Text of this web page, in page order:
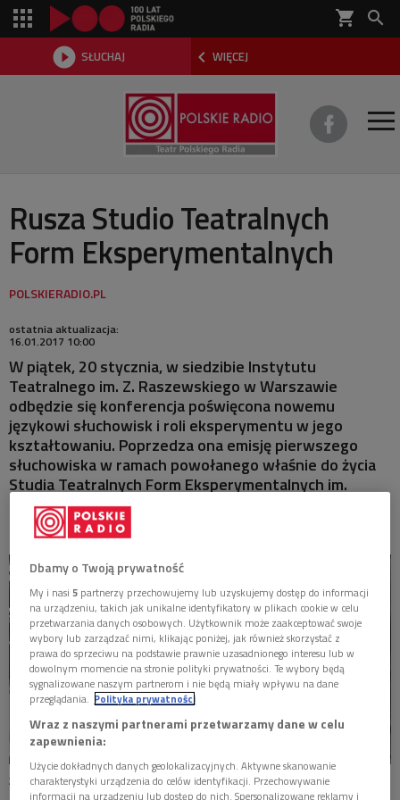
shopping_cart 
 SŁUCHAJ  WIĘCEJ

REPERTUAR
AKTUALNOŚCI
DWA TEATRY 2026
MISTRZOWIE
MATYSIAKOWIE
Rusza Studio Teatralnych
Form Eksperymentalnych
ostatnia aktualizacja:
16.01.2017 10:00
W piątek, 20 stycznia, w siedzibie Instytutu
Teatralnego im. Z. Raszewskiego w Warszawie
odbędzie się konferencja poświęcona nowemu
językowi słuchowisk i roli eksperymentu w jego
kształtowaniu. Poprzedza ona emisję pierwszego
słuchowiska w ramach powołanego właśnie do życia
Studia Teatralnych Form Eksperymentalnych im.
Eugeniusza Rudnika.
Zdjęcie ilustracyjne Foto: Małgorzata Sas
Dbamy o Twoją prywatność
My i nasi5 partnerzy przechowujemy lub uzyskujemy dostęp do informacji
na urządzeniu, takich jak unikalne identyfikatory w plikach cookie w celu
przetwarzania danych osobowych. Użytkownik może zaakceptować swoje
wybory lub zarządzać nimi, klikając poniżej, jak również skorzystać z
prawa do sprzeciwu na podstawie prawnie uzasadnionego interesu lub w
dowolnym momencie na stronie polityki prywatności. Te wybory będą
sygnalizowane naszym partnerom i nie będą miały wpływu na dane
przeglądania. Polityka prywatności
Wraz z naszymi partnerami przetwarzamy dane w celu
zapewnienia:
Użycie dokładnych danych geolokalizacyjnych. Aktywne skanowanie
charakterystyki urządzenia do celów identyfikacji. Przechowywanie
informacji na urządzeniu lub dostęp do nich. Spersonalizowane reklamy i